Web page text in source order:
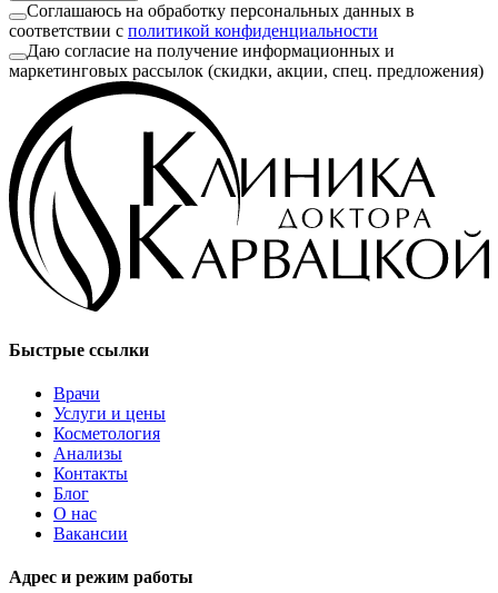
Соглашаюсь на обработку персональных данных в
соответствии с политикой конфиденциальности
Даю согласие на получение информационных и
маркетинговых рассылок (скидки, акции, спец. предложения)
Быстрые ссылки
Врачи
Услуги и цены
Косметология
Анализы
Контакты
Блог
О нас
Вакансии
Адрес и режим работы